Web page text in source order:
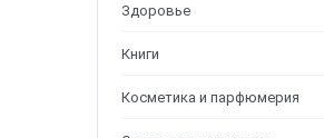
Здоровье
Книги
Косметика и парфюмерия